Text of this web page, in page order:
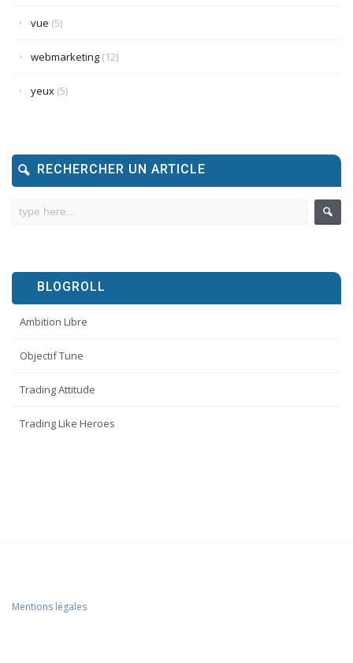
vue (5)
webmarketing (12)
yeux (5)
RECHERCHER UN ARTICLE
BLOGROLL
Ambition Libre
Objectif Tune
Trading Attitude
Trading Like Heroes
Mentions légales